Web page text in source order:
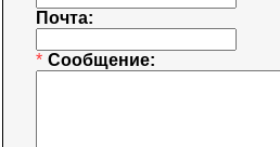
Почта:
* Сообщение: